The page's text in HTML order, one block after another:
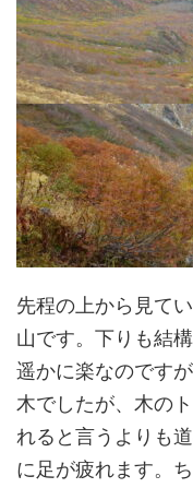
先程の上から見て
山です。下りも結
遥かに楽なのです
木でしたが、木の
れると言うよりも
に足が疲れます。